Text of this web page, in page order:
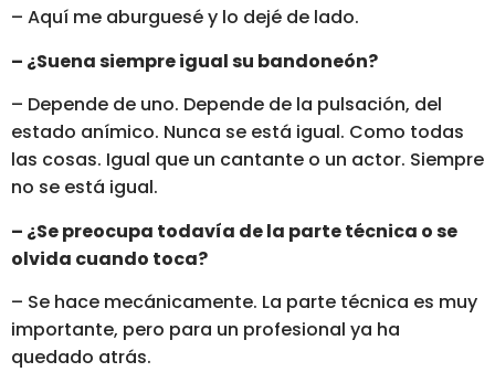
– Aquí me aburguesé y lo dejé de lado.
– ¿Suena siempre igual su bandoneón?
– Depende de uno. Depende de la pulsación, del
estado anímico. Nunca se está igual. Como todas
las cosas. Igual que un cantante o un actor. Siempre
no se está igual.
– ¿Se preocupa todavía de la parte técnica o se
olvida cuando toca?
– Se hace mecánicamente. La parte técnica es muy
importante, pero para un profesional ya ha
quedado atrás.